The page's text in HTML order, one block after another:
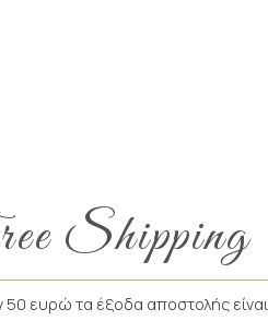
Shipping
ευρώ τα έξοδα αποστολής είναι